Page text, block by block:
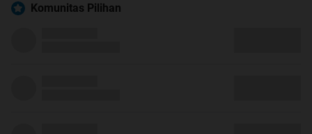
Komunitas Pilihan